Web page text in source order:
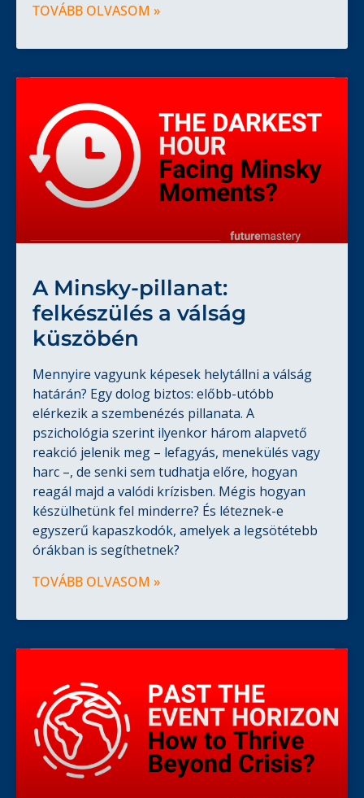
TOVÁBB OLVASOM »
A Minsky-pillanat:
felkészülés a válság
küszöbén
Mennyire vagyunk képesek helytállni a válság
határán? Egy dolog biztos: előbb-utóbb
elérkezik a szembenézés pillanata. A
pszichológia szerint ilyenkor három alapvető
reakció jelenik meg – lefagyás, menekülés vagy
harc –, de senki sem tudhatja előre, hogyan
reagál majd a valódi krízisben. Mégis hogyan
készülhetünk fel minderre? És léteznek-e
egyszerű kapaszkodók, amelyek a legsötétebb
órákban is segíthetnek?
TOVÁBB OLVASOM »